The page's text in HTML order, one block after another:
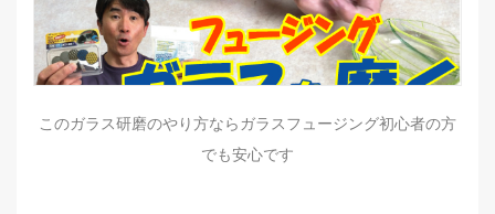
このガラス研磨のやり方ならガラスフュージング初心者の方
でも安心です